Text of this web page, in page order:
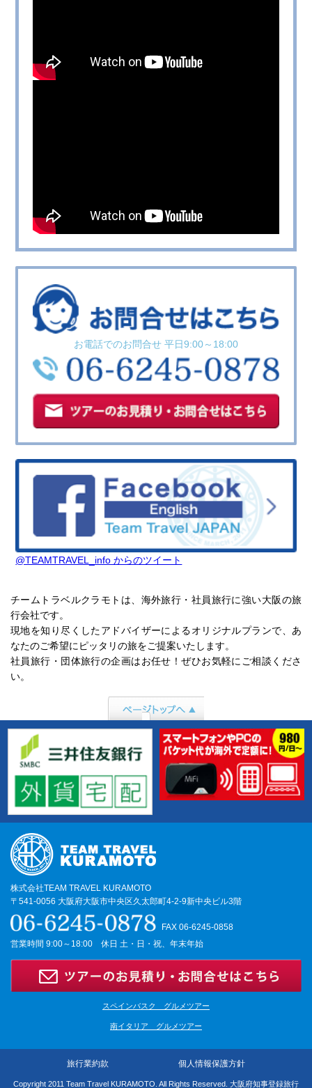
お電話でのお問合せ 平日9:00～18:00
@TEAMTRAVEL_info からのツイート
チームトラベルクラモトは、海外旅行・社員旅行に強い大阪の旅
行会社です。
現地を知り尽くしたアドバイザーによるオリジナルプランで、あ
なたのご希望にピッタリの旅をご提案いたします。
社員旅行・団体旅行の企画はお任せ！ぜひお気軽にご相談くださ
い。
ページトップへ行
株式会社TEAM TRAVEL KURAMOTO
〒541-0056 大阪府大阪市中央区久太郎町4-2-9新中央ビル3階
FAX 06-6245-0858
営業時間 9:00～18:00 休日 土・日・祝、年末年始
スペインバスク グルメツアー
南イタリア グルメツアー
旅行業約款 個人情報保護方針
Copyright 2011 Team Travel KURAMOTO. All Rights Reserved. 大阪府知事登録旅行